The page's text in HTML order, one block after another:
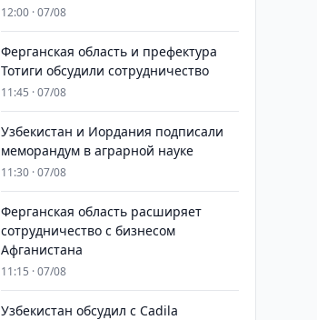
12:00 · 07/08
Ферганская область и префектура
Тотиги обсудили сотрудничество
11:45 · 07/08
Узбекистан и Иордания подписали
меморандум в аграрной науке
11:30 · 07/08
Ферганская область расширяет
сотрудничество с бизнесом
Афганистана
11:15 · 07/08
Узбекистан обсудил с Cadila